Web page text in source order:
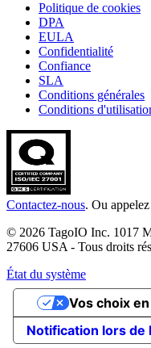
Politique de cookies
DPA
EULA
Confidentialité
Confiance
SLA
Conditions générales
Conditions
Contactez-nous. Ou appelez
© 2026 TagoIO Inc. 1017
27606 USA - Tous droits
État du système
Notification lors de
Vos choix